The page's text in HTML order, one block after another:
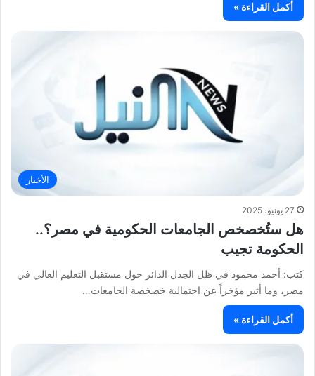
أكمل القراءة »
الأخبار
27 يونيو، 2025
هل ستُخصخص الجامعات الحكومية في مصر؟..
الحكومة تجيب
كتب: أحمد محمود في ظل الجدل الدائر حول مستقبل التعليم العالي في
مصر، وما أثير مؤخراً عن احتمالية خصخصة الجامعات…
أكمل القراءة »